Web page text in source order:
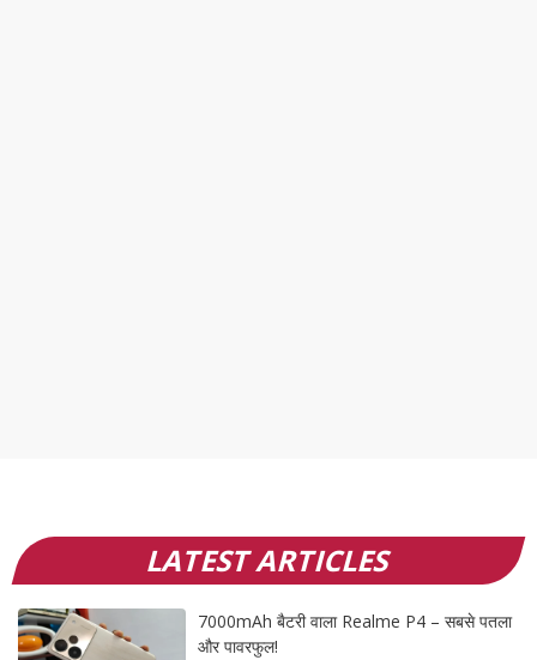
LATEST ARTICLES
7000mAh बैटरी वाला Realme P4 – सबसे पतला
और पावरफुल!